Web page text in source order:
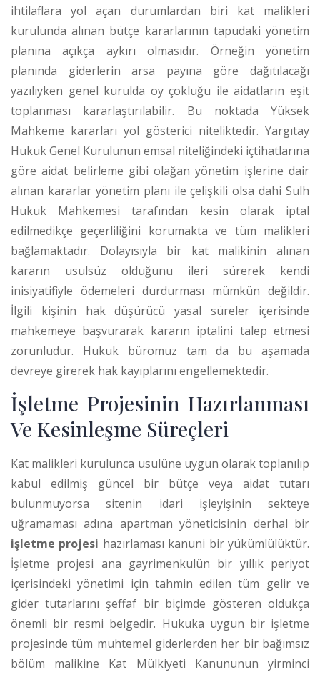
ihtilaflara yol açan durumlardan biri kat malikleri
kurulunda alınan bütçe kararlarının tapudaki yönetim
planına açıkça aykırı olmasıdır. Örneğin yönetim
planında giderlerin arsa payına göre dağıtılacağı
yazılıyken genel kurulda oy çokluğu ile aidatların eşit
toplanması kararlaştırılabilir. Bu noktada Yüksek
Mahkeme kararları yol gösterici niteliktedir. Yargıtay
Hukuk Genel Kurulunun emsal niteliğindeki içtihatlarına
göre aidat belirleme gibi olağan yönetim işlerine dair
alınan kararlar yönetim planı ile çelişkili olsa dahi Sulh
Hukuk Mahkemesi tarafından kesin olarak iptal
edilmedikçe geçerliliğini korumakta ve tüm malikleri
bağlamaktadır. Dolayısıyla bir kat malikinin alınan
kararın usulsüz olduğunu ileri sürerek kendi
inisiyatifiyle ödemeleri durdurması mümkün değildir.
İlgili kişinin hak düşürücü yasal süreler içerisinde
mahkemeye başvurarak kararın iptalini talep etmesi
zorunludur. Hukuk büromuz tam da bu aşamada
devreye girerek hak kayıplarını engellemektedir.
İşletme Projesinin Hazırlanması
Ve Kesinleşme Süreçleri
Kat malikleri kurulunca usulüne uygun olarak toplanılıp
kabul edilmiş güncel bir bütçe veya aidat tutarı
bulunmuyorsa sitenin idari işleyişinin sekteye
uğramaması adına apartman yöneticisinin derhal bir
işletme projesi hazırlaması kanuni bir yükümlülüktür.
İşletme projesi ana gayrimenkulün bir yıllık periyot
içerisindeki yönetimi için tahmin edilen tüm gelir ve
gider tutarlarını şeffaf bir biçimde gösteren oldukça
önemli bir resmi belgedir. Hukuka uygun bir işletme
projesinde tüm muhtemel giderlerden her bir bağımsız
bölüm malikine Kat Mülkiyeti Kanununun yirminci